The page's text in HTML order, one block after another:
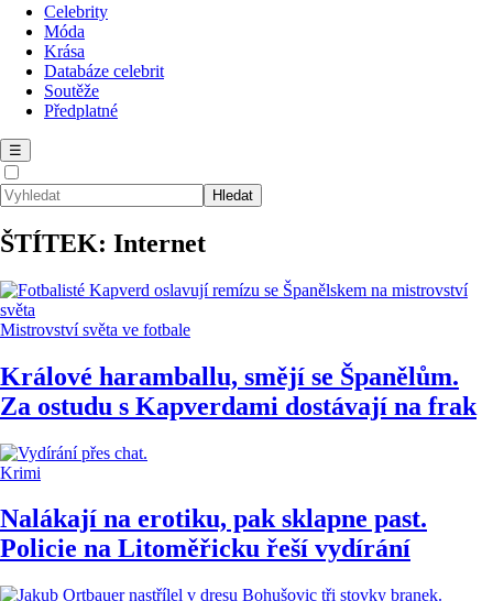
Celebrity
Móda
Krása
Databáze celebrit
Soutěže
Předplatné
☰
ŠTÍTEK: Internet
Mistrovství světa ve fotbale
Králové haramballu, smějí se Španělům.
Za ostudu s Kapverdami dostávají na frak
Krimi
Nalákají na erotiku, pak sklapne past.
Policie na Litoměřicku řeší vydírání